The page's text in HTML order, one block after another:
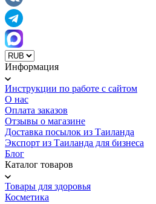
Информация
Инструкции по работе с сайтом
О нас
Оплата заказов
Отзывы о магазине
Доставка посылок из Таиланда
Экспорт из Таиланда для бизнеса
Блог
Каталог товаров
Товары для здоровья
Косметика